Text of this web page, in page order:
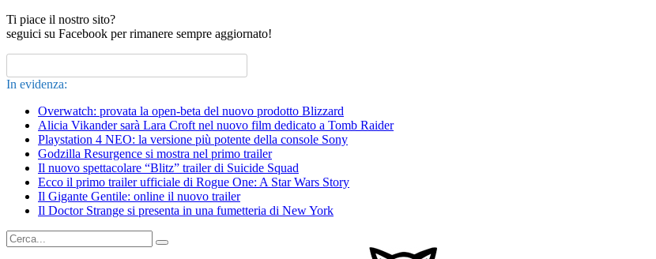
Ti piace il nostro sito?
seguici su Facebook per rimanere sempre aggiornato!
In evidenza:
Overwatch: provata la open-beta del nuovo prodotto Blizzard
Alicia Vikander sarà Lara Croft nel nuovo film dedicato a Tomb Raider
Playstation 4 NEO: la versione più potente della console Sony
Godzilla Resurgence si mostra nel primo trailer
Il nuovo spettacolare “Blitz” trailer di Suicide Squad
Ecco il primo trailer ufficiale di Rogue One: A Star Wars Story
Il Gigante Gentile: online il nuovo trailer
Il Doctor Strange si presenta in una fumetteria di New York